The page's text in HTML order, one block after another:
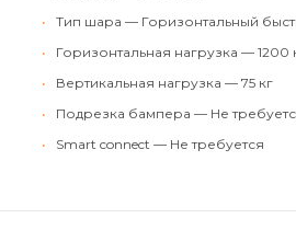
•
Тип шара — Горизонтальный
•
Горизонтальная нагрузка — 1200
•
Вертикальная нагрузка — 75 кг
•
Подрезка бампера — Не
•
Smart connect — Не требуется